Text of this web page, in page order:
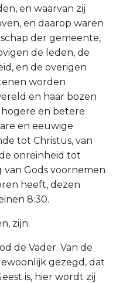
en waarvan zij
en daarop waren
der gemeente,
de leden, de
en de overigen
worden
en haar bozen
en betere
en eeuwige
tot Christus, van
onreinheid tot
van Gods voornemen
heeft, dezen
8:30.
zijn:
de Vader. Van de
gezegd, dat
is, hier wordt zij